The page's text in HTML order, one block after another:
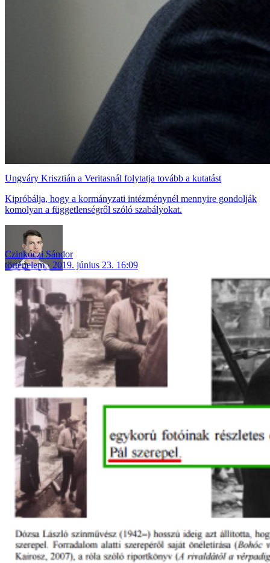
Ungváry Krisztián a Veritasnál folytatja tovább a kutatást
Kipróbálja, hogy a kormányzati intézménynél mennyire gondolják
komolyan a függetlenségről szóló szabályokat.
Czinkóczi Sándor
történelem
2019. június 23. 16:09